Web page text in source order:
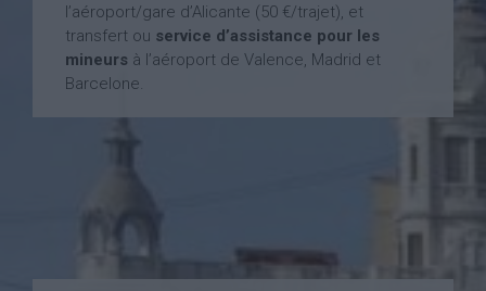
l’aéroport/gare d’Alicante (50 €/trajet), et
transfert ou service d’assistance pour les
mineurs à l’aéroport de Valence, Madrid et
Barcelone.